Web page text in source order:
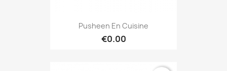
Pusheen En Cuisine
€0.00